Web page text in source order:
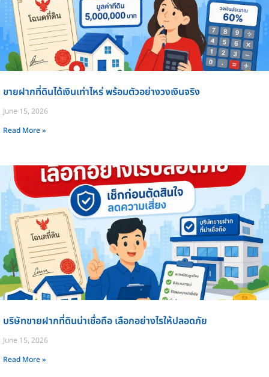
ขายฝากที่ดินได้เงินเท่าไหร่ พร้อมตัวอย่างวงเงินจริง
June 15, 2026
Read More »
บริษัทขายฝากที่ดินน่าเชื่อถือ เลือกอย่างไรให้ปลอดภัย
June 15, 2026
Read More »